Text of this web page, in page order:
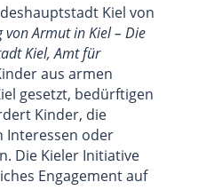
Kiel von
Armut in Kiel – Die
Kiel, Amt für
aus armen
gesetzt, bedürftigen
Kinder, die
Interessen oder
Die Kieler Initiative
Engagement auf